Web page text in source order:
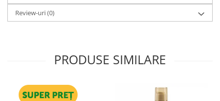
Review-uri(0)
PRODUSE SIMILARE